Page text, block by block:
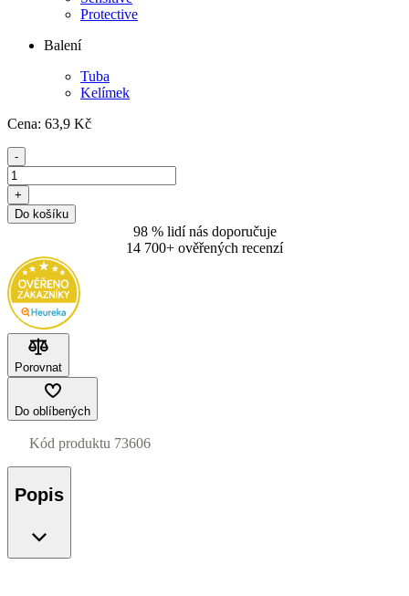
Protective
Balení
Tuba
Kelímek
Cena: 63,9 Kč
-
+
Do košíku
98 % lidí nás doporučuje
14 700+ ověřených recenzí
Porovnat
Do oblíbených
Kód produktu 73606
Popis